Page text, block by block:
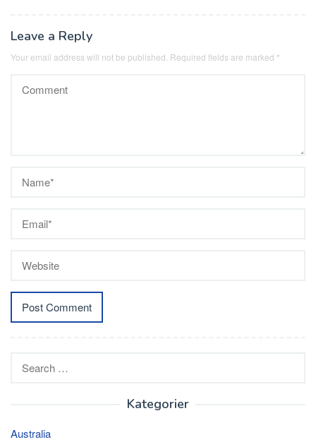
Leave a Reply
Your email address will not be published. Required fields are marked *
for:
Kategorier
Australia